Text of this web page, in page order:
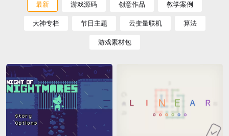
最新 游戏源码 创意作品 教学案例
大神专栏 节日主题 云变量联机 算法
游戏素材包